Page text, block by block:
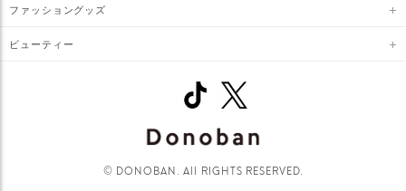
ファッショングッズ
ビューティー
© DONOBAN. All RIGHTS RESERVED.